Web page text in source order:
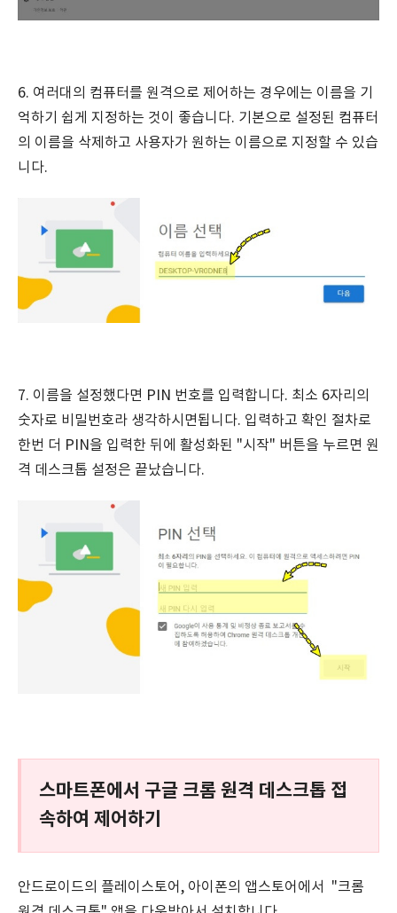
6. 여러대의 컴퓨터를 원격으로 제어하는 경우에는 이름을 기
억하기 쉽게 지정하는 것이 좋습니다. 기본으로 설정된 컴퓨터
의 이름을 삭제하고 사용자가 원하는 이름으로 지정할 수 있습
니다.
7. 이름을 설정했다면 PIN 번호를 입력합니다. 최소 6자리의
숫자로 비밀번호라 생각하시면됩니다. 입력하고 확인 절차로
한번 더 PIN을 입력한 뒤에 활성화된 "시작" 버튼을 누르면 원
격 데스크톱 설정은 끝났습니다.
스마트폰에서 구글 크롬 원격 데스크톱 접
속하여 제어하기
안드로이드의 플레이스토어, 아이폰의 앱스토어에서 "크롬